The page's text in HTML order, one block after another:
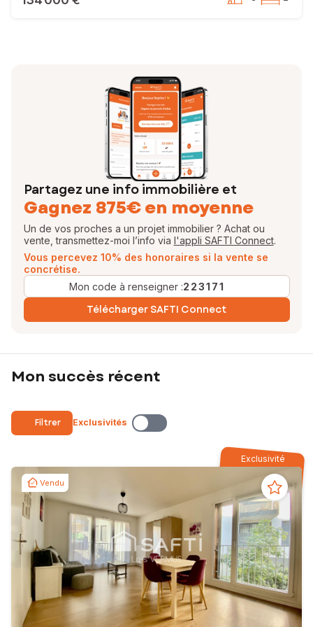
Partagez une info immobilière et
Gagnez 875€ en moyenne
Un de vos proches a un projet immobilier ? Achat ou
vente, transmettez-moi l’info via l'appli SAFTI Connect.
Vous percevez 10% des honoraires si la vente se
concrétise.
Mon code à renseigner :223171
Télécharger SAFTI Connect
Mon succès récent
Filtrer Exclusivités
Exclusivité
Vendu